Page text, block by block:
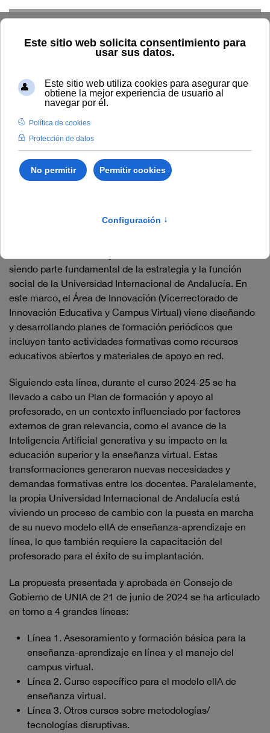
Inicio Innovación Formación del profesorado
Formación
de profesorado 2024-25
Formación de profesorado
2024-25
siendo parte fundamental de la estrategia y la función
social de la Universidad Internacional de Andalucía. En
este marco, el Área de Innovación (Vicerrectorado de
Innovación Educativa y Campus Virtual) viene diseñando
y desarrollando planes de formación periódicos que
incluyen tanto actividades formativas como recursos
educativos abiertos y materiales de apoyo en red.
Siguiendo esta línea, durante el curso 2024-25 se ha
llevado a cabo un Plan de formación y apoyo al
profesorado, en un contexto influenciado por factores
externos de gran relevancia, como el avance de la
Inteligencia Artificial generativa y su impacto en la
educación superior y la enseñanza virtual. Estas
transformaciones generaron nuevas necesidades y
demandas formativas entre los docentes. Paralelamente,
la propia Universidad Internacional de Andalucía está
viviendo un proceso de cambio con la puesta en marcha
de su nuevo modelo elIA de enseñanza-aprendizaje en
línea, lo que también requiere la capacitación del
profesorado para el éxito de su implantación.
La propuesta presentada y aprobada en Consejo de
Gobierno de UNIA de 21 de junio de 2024 se ha articulado
en torno a 4 grandes líneas:
Línea 1. Asesoramiento y formación básica para la
enseñanza-aprendizaje en línea y el manejo del
campus virtual.
Línea 2. Curso específico para el modelo elIA de
enseñanza virtual.
Línea 3. Otros cursos sobre metodologías/
tecnologías disruptivas.